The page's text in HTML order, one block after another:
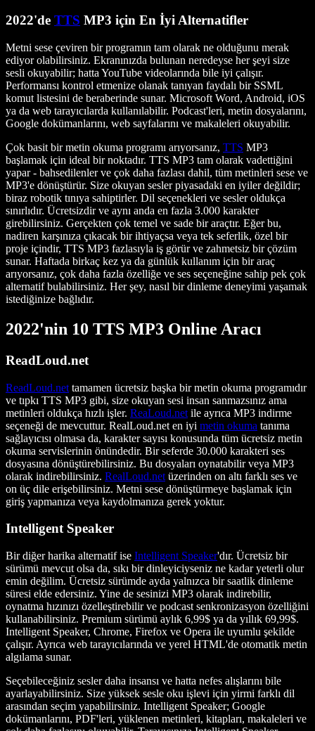
2022'de TTS MP3 için En İyi Alternatifler
Metni sese çeviren bir programın tam olarak ne olduğunu merak
ediyor olabilirsiniz. Ekranınızda bulunan neredeyse her şeyi size
sesli okuyabilir; hatta YouTube videolarında bile iyi çalışır.
Performansı kontrol etmenize olanak tanıyan faydalı bir SSML
komut listesini de beraberinde sunar. Microsoft Word, Android, iOS
ya da web tarayıcılarda kullanılabilir. Podcast'leri, metin dosyalarını,
Google dokümanlarını, web sayfalarını ve makaleleri okuyabilir.
Çok basit bir metin okuma programı arıyorsanız, TTS MP3
başlamak için ideal bir noktadır. TTS MP3 tam olarak vadettiğini
yapar - bahsedilenler ve çok daha fazlası dahil, tüm metinleri sese ve
MP3'e dönüştürür. Size okuyan sesler piyasadaki en iyiler değildir;
biraz robotik tınıya sahiptirler. Dil seçenekleri ve sesler oldukça
sınırlıdır. Ücretsizdir ve aynı anda en fazla 3.000 karakter
girebilirsiniz. Gerçekten çok temel ve sade bir araçtır. Eğer bu,
nadiren karşınıza çıkacak bir ihtiyaçsa veya tek seferlik, özel bir
proje içindir, TTS MP3 fazlasıyla iş görür ve zahmetsiz bir çözüm
sunar. Haftada birkaç kez ya da günlük kullanım için bir araç
arıyorsanız, çok daha fazla özelliğe ve ses seçeneğine sahip pek çok
alternatif bulabilirsiniz. Her şey, nasıl bir dinleme deneyimi yaşamak
istediğinize bağlıdır.
2022'nin 10 TTS MP3 Online Aracı
ReadLoud.net
ReadLoud.net tamamen ücretsiz başka bir metin okuma programıdır
ve tıpkı TTS MP3 gibi, size okuyan sesi insan sanmazsınız ama
metinleri oldukça hızlı işler. ReaLoud.net ile ayrıca MP3 indirme
seçeneği de mevcuttur. RealLoud.net en iyi metin okuma tanıma
sağlayıcısı olmasa da, karakter sayısı konusunda tüm ücretsiz metin
okuma servislerinin önündedir. Bir seferde 30.000 karakteri ses
dosyasına dönüştürebilirsiniz. Bu dosyaları oynatabilir veya MP3
olarak indirebilirsiniz. RealLoud.net üzerinden on altı farklı ses ve
on üç dile erişebilirsiniz. Metni sese dönüştürmeye başlamak için
giriş yapmanıza veya kaydolmanıza gerek yoktur.
Intelligent Speaker
Bir diğer harika alternatif ise Intelligent Speaker'dır. Ücretsiz bir
sürümü mevcut olsa da, sıkı bir dinleyiciyseniz ne kadar yeterli olur
emin değilim. Ücretsiz sürümde ayda yalnızca bir saatlik dinleme
süresi elde edersiniz. Yine de sesinizi MP3 olarak indirebilir,
oynatma hızınızı özelleştirebilir ve podcast senkronizasyon özelliğini
kullanabilirsiniz. Premium sürümü aylık 6,99$ ya da yıllık 69,99$.
Intelligent Speaker, Chrome, Firefox ve Opera ile uyumlu şekilde
çalışır. Ayrıca web tarayıcılarında ve yerel HTML'de otomatik metin
algılama sunar.
Seçebileceğiniz sesler daha insansı ve hatta nefes alışlarını bile
ayarlayabilirsiniz. Size yüksek sesle oku işlevi için yirmi farklı dil
arasından seçim yapabilirsiniz. Intelligent Speaker; Google
dokümanlarını, PDF'leri, yüklenen metinleri, kitapları, makaleleri ve